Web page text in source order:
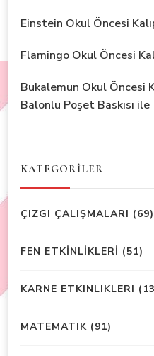
Einstein Okul Öncesi
Flamingo Okul Öncesi
Bukalemun Okul Öncesi
Balonlu Poşet Baskısı ile
KATEGORİLER
ÇIZGI ÇALIŞMALARI (69)
FEN ETKİNLİKLERİ (51)
KARNE ETKINLIKLERI
MATEMATIK (91)